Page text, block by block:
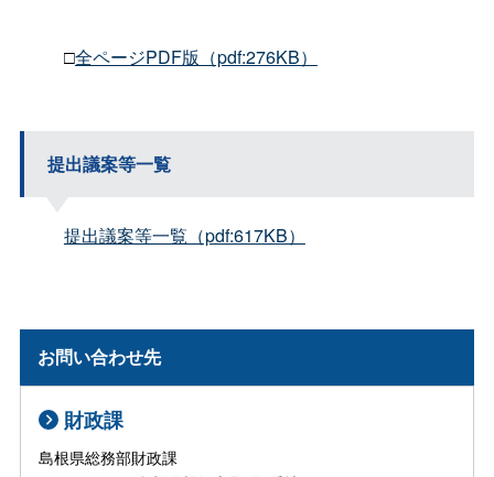
□全ページPDF版（pdf:276KB）
提出議案等一覧
提出議案等一覧（pdf:617KB）
お問い合わせ先
財政課
島根県総務部財政課